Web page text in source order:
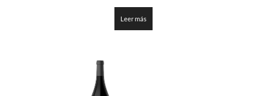
de 5
Leer más